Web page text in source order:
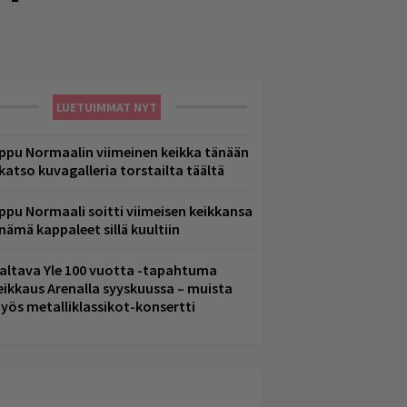
LUETUIMMAT NYT
Normaalin viimeinen keikka tänään
kuvagalleria torstailta täältä
Normaali soitti viimeisen keikkansa
kappaleet sillä kuultiin
Yle 100 vuotta -tapahtuma
Arenalla syyskuussa – muista
metalliklassikot-konsertti